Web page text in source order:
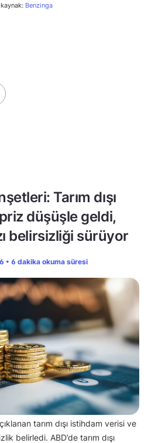
Benzinga
Tarım dışı
düşüşle geldi,
belirsizliği sürüyor
• 6 dakika okuma süresi
tarım dışı istihdam verisi ve
belirledi. ABD’de tarım dışı